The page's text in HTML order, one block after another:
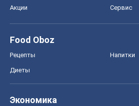
Акции Сервис
Food Oboz
Рецепты Напитки
Диеты
Экономика